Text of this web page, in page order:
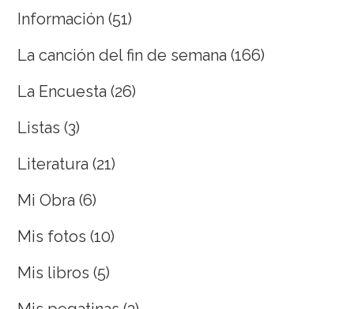
Información (51)
La canción del fin de semana (166)
La Encuesta (26)
Listas (3)
Literatura (21)
Mi Obra (6)
Mis fotos (10)
Mis libros (5)